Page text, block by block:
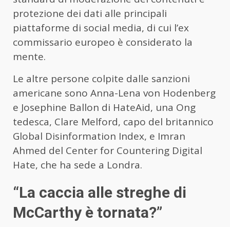
protezione dei dati alle principali
piattaforme di social media, di cui l’ex
commissario europeo è considerato la
mente.
Le altre persone colpite dalle sanzioni
americane sono Anna-Lena von Hodenberg
e Josephine Ballon di HateAid, una Ong
tedesca, Clare Melford, capo del britannico
Global Disinformation Index, e Imran
Ahmed del Center for Countering Digital
Hate, che ha sede a Londra.
“La caccia alle streghe di
McCarthy è tornata?”